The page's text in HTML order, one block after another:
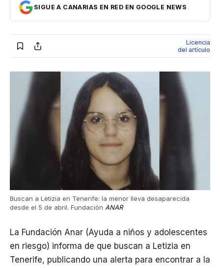
SIGUE A CANARIAS EN RED EN GOOGLE NEWS
Licencia
del artículo
Buscan a Letizia en Tenerife: la menor lleva desaparecida
desde el 5 de abril. Fundación ANAR
La Fundación Anar (Ayuda a niños y adolescentes
en riesgo) informa de que buscan a Letizia en
Tenerife, publicando una alerta para encontrar a la